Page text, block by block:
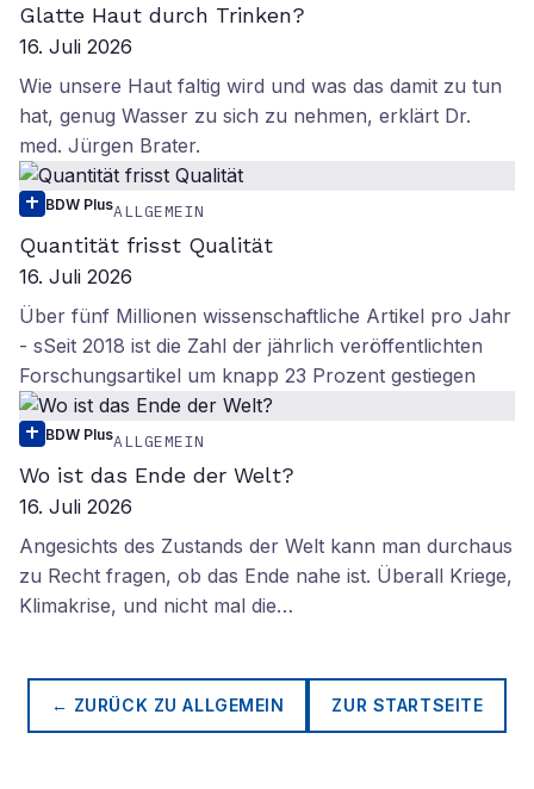
Glatte Haut durch Trinken?
16. Juli 2026
Wie unsere Haut faltig wird und was das damit zu tun
hat, genug Wasser zu sich zu nehmen, erklärt Dr.
med. Jürgen Brater.
BDW PlusALLGEMEIN
Quantität frisst Qualität
16. Juli 2026
Über fünf Millionen wissenschaftliche Artikel pro Jahr
- sSeit 2018 ist die Zahl der jährlich veröffentlichten
Forschungsartikel um knapp 23 Prozent gestiegen
BDW PlusALLGEMEIN
Wo ist das Ende der Welt?
16. Juli 2026
Angesichts des Zustands der Welt kann man durchaus
zu Recht fragen, ob das Ende nahe ist. Überall Kriege,
Klimakrise, und nicht mal die…
← ZURÜCK ZUALLGEMEIN ZUR STARTSEITE